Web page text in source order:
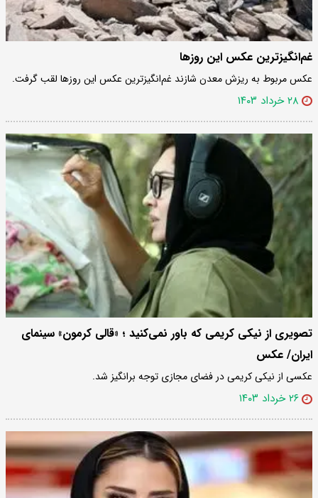
غم‌انگیزترین عکس این روز‌ها
عکس مربوط به ریزش معدن شازند غم‌انگیزترین عکس این روزها لقب گرفت.
۲۸ خرداد ۱۴۰۳
تصویری از نیکی کریمی که باور نمی‌کنید ؛ «قالی کرمون» سینمای
ایران/ عکس
عکسی از نیکی کریمی در فضای مجازی توجه برانگیز شد.
۲۶ خرداد ۱۴۰۳